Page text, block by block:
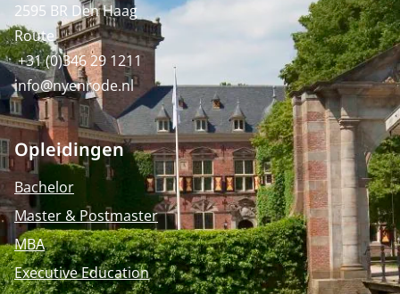
2595 BR Den Haag
Route
+31 (0)346 29 1211
info@nyenrode.nl
Opleidingen
Bachelor
Master & Postmaster
MBA
Executive Education